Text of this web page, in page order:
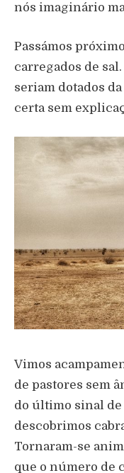
nós imaginário
Passámos
carregados de
seriam dotados
certa sem
Vimos
de pastores sem
do último sinal
descobrimos
Tornaram-se
que o número de